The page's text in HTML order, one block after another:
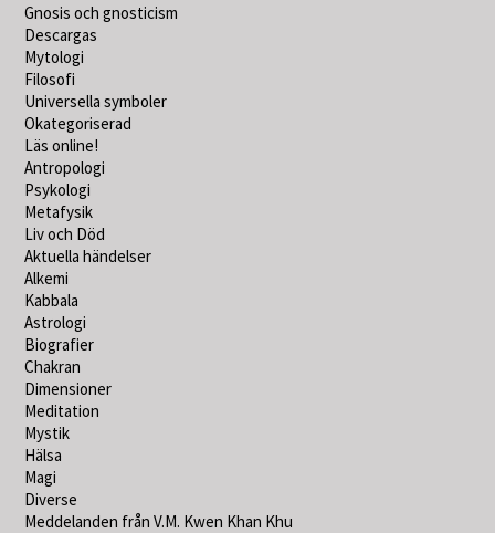
Gnosis och gnosticism
Descargas
Mytologi
Filosofi
Universella symboler
Okategoriserad
Läs online!
Antropologi
Psykologi
Metafysik
Liv och Död
Aktuella händelser
Alkemi
Kabbala
Astrologi
Biografier
Chakran
Dimensioner
Meditation
Mystik
Hälsa
Magi
Diverse
Meddelanden från V.M. Kwen Khan Khu